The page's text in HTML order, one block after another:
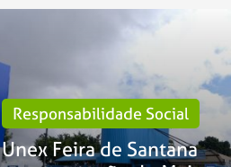
Responsabilidade Social
Unex Feira de Santana